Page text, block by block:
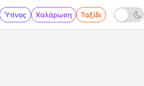
Ύπνος Χαλάρωση Ταξίδι